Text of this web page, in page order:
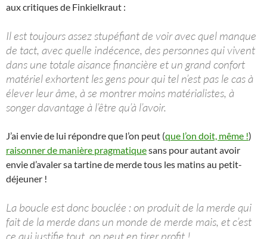
aux critiques de Finkielkraut :
Il est toujours assez stupéfiant de voir avec quel manque
de tact, avec quelle indécence, des personnes qui vivent
dans une totale aisance financière et un grand confort
matériel exhortent les gens pour qui tel n’est pas le cas à
élever leur âme, à se montrer moins matérialistes, à
songer davantage à l’être qu’à l’avoir.
J’ai envie de lui répondre que l’on peut (que l’on doit, même !)
raisonner de manière pragmatiquesans pour autant avoir
envie d’avaler sa tartine de merde tous les matins au petit-
déjeuner !
La boucle est donc bouclée : on produit de la merde qui
fait de la merde dans un monde de merde mais, et c’est
ce qui justifie tout, on peut en tirer profit !